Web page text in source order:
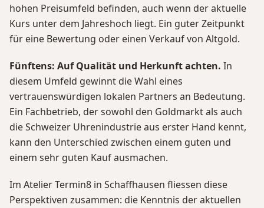
hohen Preisumfeld befinden, auch wenn der aktuelle
Kurs unter dem Jahreshoch liegt. Ein guter Zeitpunkt
für eine Bewertung oder einen Verkauf von Altgold.
Fünftens: Auf Qualität und Herkunft achten. In
diesem Umfeld gewinnt die Wahl eines
vertrauenswürdigen lokalen Partners an Bedeutung.
Ein Fachbetrieb, der sowohl den Goldmarkt als auch
die Schweizer Uhrenindustrie aus erster Hand kennt,
kann den Unterschied zwischen einem guten und
einem sehr guten Kauf ausmachen.
Im Atelier Termin8 in Schaffhausen fliessen diese
Perspektiven zusammen: die Kenntnis der aktuellen